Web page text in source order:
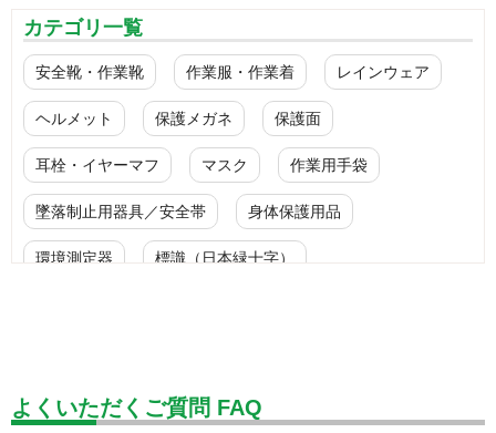
カテゴリ一覧
安全靴・作業靴 作業服・作業着 レインウェア
ヘルメット 保護メガネ 保護面
耳栓・イヤーマフ マスク 作業用手袋
墜落制止用器具／安全帯 身体保護用品
環境測定器 標識（日本緑十字）
設備用品・作業補助用品 工事作業用品
よくいただくご質問 FAQ